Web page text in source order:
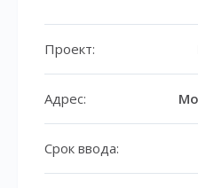
Проект:
Адрес:
Срок ввода: